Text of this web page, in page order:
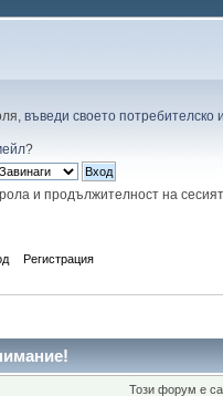
въведи своето потребителско
?
и продължителност на
Регистрация
Този форум е